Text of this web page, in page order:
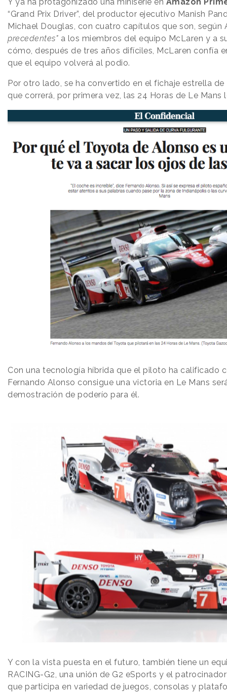
“Grand Prix Driver”, del productor ejecutivo Manish
Michael Douglas, con cuatro capítulos que son, según
precedentes" a los miembros del equipo McLaren y a
cómo, después de tres años difíciles, McLaren confía
que el equipo volverá al podio.
Por otro lado, se ha convertido en el fichaje estrella de
que correrá, por primera vez, las 24 Horas de Le Mans
Con una tecnología híbrida que el piloto ha calificado
Fernando Alonso consigue una victoria en Le Mans
demostración de poderío para él.
Y con la vista puesta en el futuro, también tiene un
RACING-G2, una unión de G2 eSports y el
que participa en variedad de juegos, consolas y